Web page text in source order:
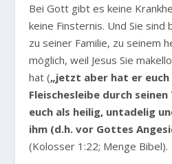
Bei Gott gibt es keine
keine Finsternis. Und Sie sind
zu seiner Familie, zu seinem
möglich, weil Jesus Sie
hat („jetzt aber hat er euch
Fleischesleibe durch
euch als heilig, untadelig
ihm (d.h. vor Gottes
(Kolosser 1:22; Menge Bibel).